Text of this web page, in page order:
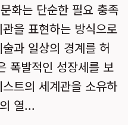
화는 단순한 필요 충족
을 표현하는 방식으로
과 일상의 경계를 허
폭발적인 성장세를 보
트의 세계관을 소유하
열...